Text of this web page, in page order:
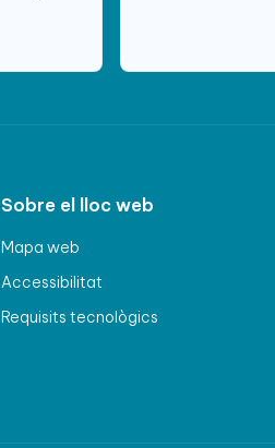
Sobre el lloc web
Mapa web
Accessibilitat
Requisits tecnològics